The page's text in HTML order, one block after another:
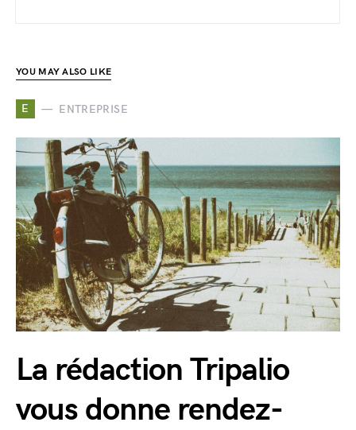
YOU MAY ALSO LIKE
E ENTREPRISE
La rédaction Tripalio
vous donne rendez-